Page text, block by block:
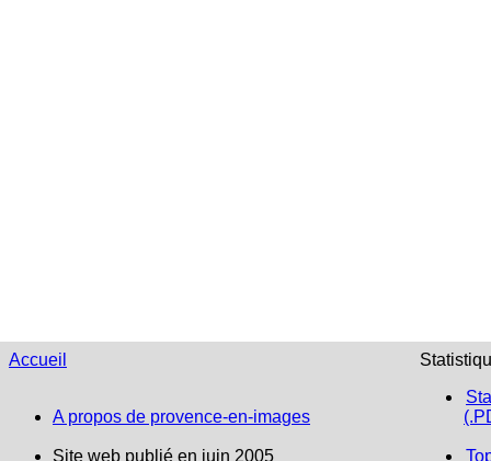
Accueil
A propos de provence-en-images
Site web publié en juin 2005